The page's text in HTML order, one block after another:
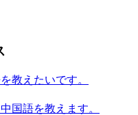
教えたいです。
国語を教えます。